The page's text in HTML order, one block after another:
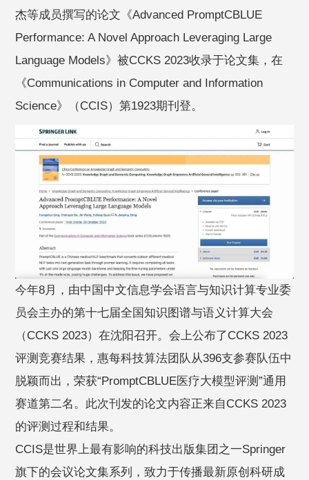
杰等成员撰写的论文《Advanced PromptCBLUE
Performance: A Novel Approach Leveraging Large
Language Models》被CCKS 2023收录于论文集，在
《Communications in Computer and Information
Science》（CCIS）第1923期刊登。
今年8月，由中国中文信息学会语言与知识计算专业委
员会主办的第十七届全国知识图谱与语义计算大会
（CCKS 2023）在沈阳召开。会上公布了CCKS 2023
评测竞赛结果，惠每科技算法团队从396支参赛队伍中
脱颖而出，荣获“PromptCBLUE医疗大模型评测”通用
赛道第二名。此次刊发的论文内容正来自CCKS 2023
的评测过程和结果。
CCIS是世界上最有影响的科技出版集团之一Springer
旗下的会议论文集系列，致力于传播最新原创科研成